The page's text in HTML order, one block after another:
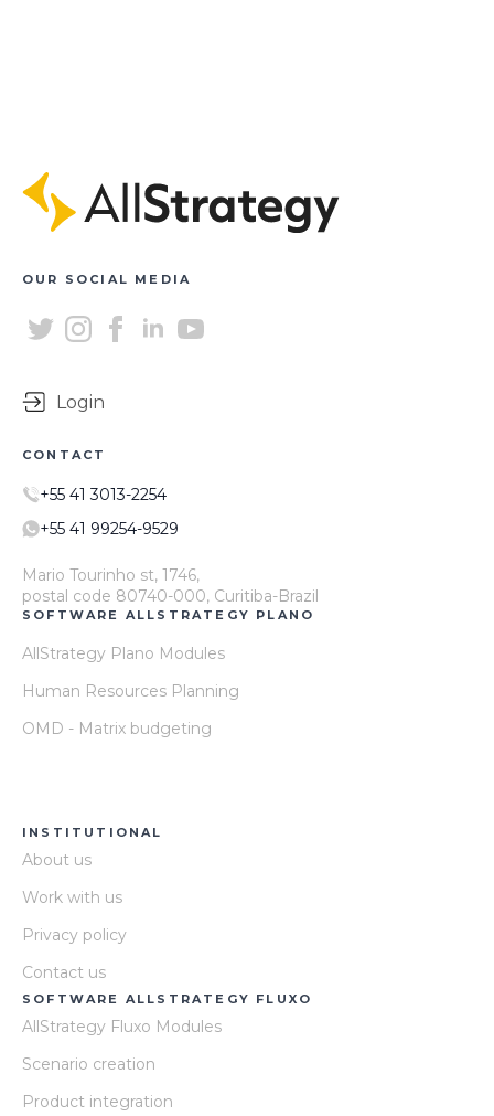
OUR SOCIAL MEDIA
Login
CONTACT
+55 41 3013-2254
+55 41 99254-9529
Mario Tourinho st, 1746,
postal code 80740-000, Curitiba-Brazil
SOFTWARE ALLSTRATEGY PLANO
AllStrategy Plano Modules
Human Resources Planning
OMD - Matrix budgeting
INSTITUTIONAL
About us
Work with us
Privacy policy
Contact us
SOFTWARE ALLSTRATEGY FLUXO
AllStrategy Fluxo Modules
Scenario creation
Product integration